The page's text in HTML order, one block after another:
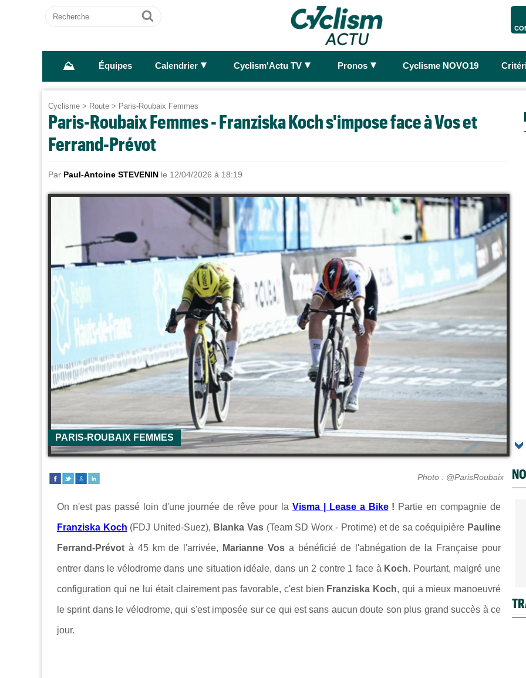
Recherche
Ok
⛰ Équipes Calendrier ► Cyclism'Actu TV ► Pronos ► Cyclisme NOVO19
Cyclisme > Route > Paris-Roubaix Femmes
Paris-Roubaix Femmes - Franziska Koch s'impose face à Vos et
Ferrand-Prévot
Par Paul-Antoine STEVENIN le 12/04/2026 à 18:19
PARIS-ROUBAIX FEMMES
Photo : @ParisRoubaix
On n'est pas passé loin d'une journée de rêve pour la Visma | Lease a Bike! Partie en compagnie de
Franziska Koch (FDJ United-Suez), Blanka Vas (Team SD Worx - Protime) et de sa coéquipière Pauline
Ferrand-Prévot à 45 km de l'arrivée, Marianne Vos a bénéficié de l'abnégation de la Française pour
entrer dans le vélodrome dans une situation idéale, dans un 2 contre 1 face à Koch. Pourtant, malgré une
configuration qui ne lui était clairement pas favorable, c'est bien Franziska Koch, qui a mieux manoeuvré
le sprint dans le vélodrome, qui s'est imposée sur ce qui est sans aucun doute son plus grand succès à ce
jour.